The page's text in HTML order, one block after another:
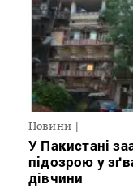
Новини
У Пакистані
підозрою у
дівчини